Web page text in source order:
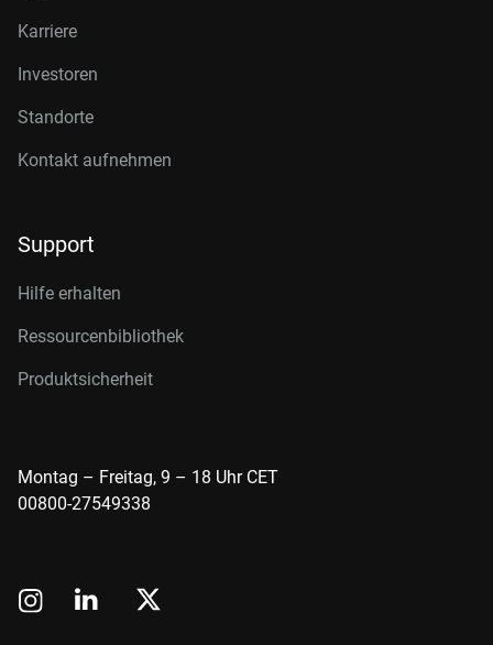
Karriere
Investoren
Standorte
Kontakt aufnehmen
Support
Hilfe erhalten
Ressourcenbibliothek
Produktsicherheit
Montag – Freitag, 9 – 18 Uhr CET
00800-27549338